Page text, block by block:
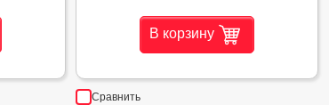
В корзину
Сравнить